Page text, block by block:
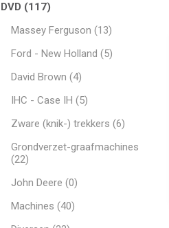
DVD (117)
Massey Ferguson (13)
Ford - New Holland (5)
David Brown (4)
IHC - Case IH (5)
Zware (knik-) trekkers (6)
Grondverzet-graafmachines
(22)
John Deere (0)
Machines (40)